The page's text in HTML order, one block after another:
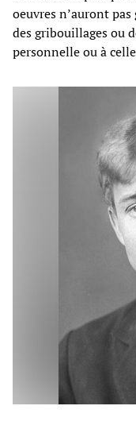
oeuvres n’auront
des gribouillages ou
personnelle ou à